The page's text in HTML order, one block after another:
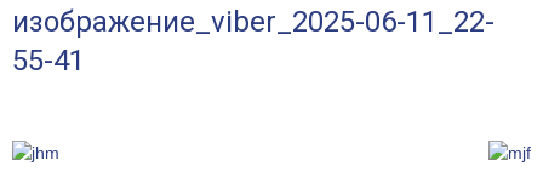
изображение_viber_2025-06-11_22-
55-41